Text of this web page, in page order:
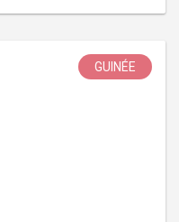
GUINÉE